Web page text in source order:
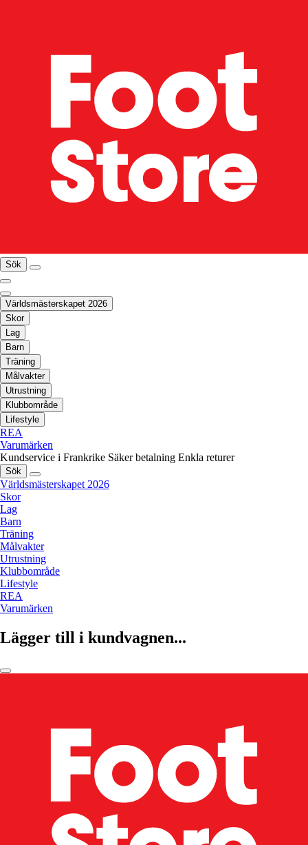
Sök
Världsmästerskapet 2026
Skor
Lag
Barn
Träning
Målvakter
Utrustning
Klubbområde
Lifestyle
REA
Varumärken
Kundservice i Frankrike Säker betalning Enkla returer
Sök
Världsmästerskapet 2026
Skor
Lag
Barn
Träning
Målvakter
Utrustning
Klubbområde
Lifestyle
REA
Varumärken
Lägger till i kundvagnen...